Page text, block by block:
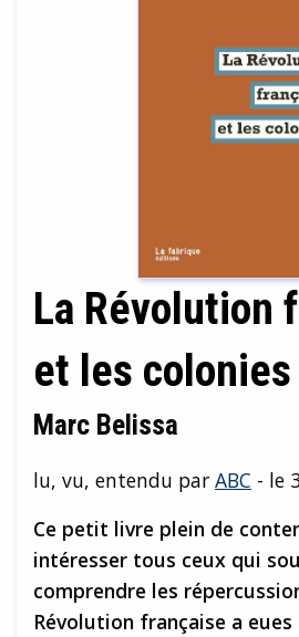
La Révolution
et les colonies
Marc Belissa
lu, vu, entendu par ABC - le
Ce petit livre plein de
intéresser tous ceux qui
comprendre les
Révolution française a